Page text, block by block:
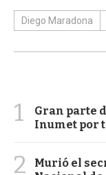
Diego Maradona
1
Gran parte
Inumet por
2
Murió el